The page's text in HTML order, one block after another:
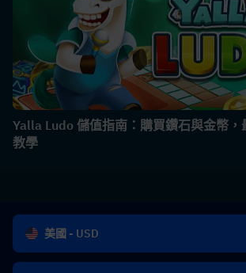
Yalla Ludo 儲值指南：購買鑽石與金幣，
教學
美國 - USD